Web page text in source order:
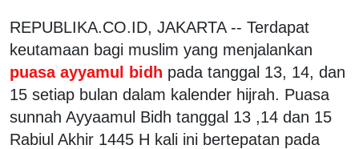
REPUBLIKA.CO.ID, JAKARTA -- Terdapat
keutamaan bagi muslim yang menjalankan
puasa ayyamul bidh pada tanggal 13, 14, dan
15 setiap bulan dalam kalender hijrah. Puasa
sunnah Ayyaamul Bidh tanggal 13 ,14 dan 15
Rabiul Akhir 1445 H kali ini bertepatan pada